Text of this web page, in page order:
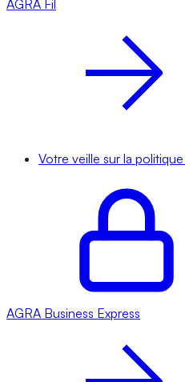
AGRA Fil
Votre veille sur la
AGRA Business Express